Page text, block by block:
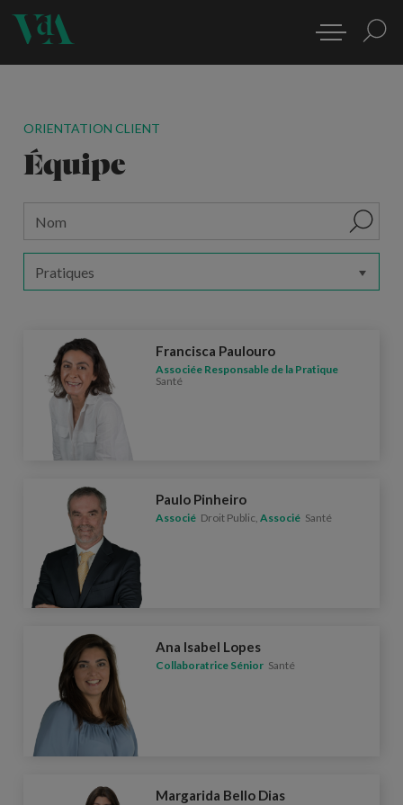
ORIENTATION CLIENT
Équipe
Francisca Paulouro
Associée Responsable de la Pratique
Santé
Paulo Pinheiro
Associé Droit Public, Associé Santé
Ana Isabel Lopes
Collaboratrice Sénior Santé
Margarida Bello Dias